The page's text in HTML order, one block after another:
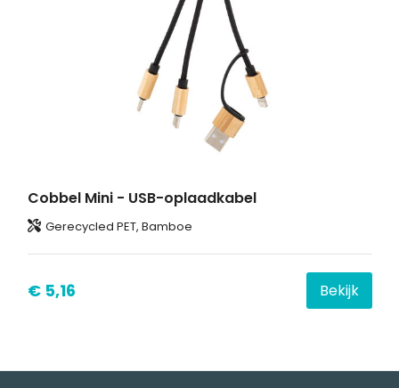
Cobbel Mini - USB-oplaadkabel
Gerecycled PET, Bamboe
€ 5,16 Bekijk